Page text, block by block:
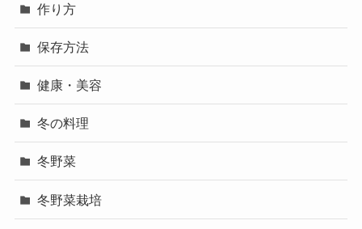
作り方
保存方法
健康・美容
冬の料理
冬野菜
冬野菜栽培